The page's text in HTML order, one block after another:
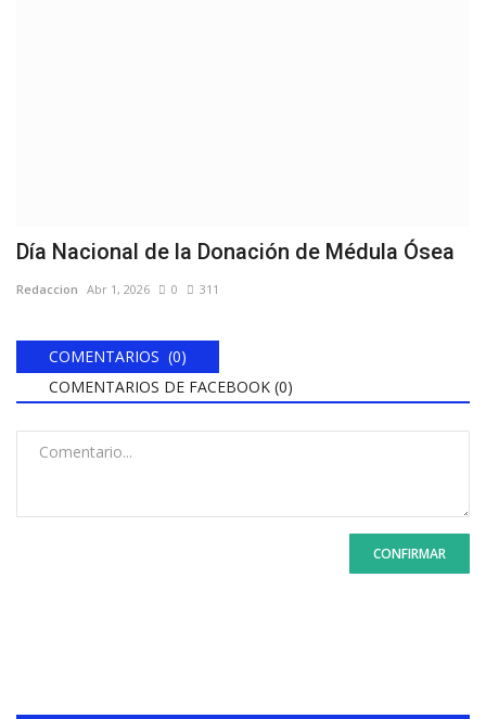
Día Nacional de la Donación de Médula Ósea
Redaccion Abr 1, 2026 0 311
COMENTARIOS (0)
COMENTARIOS DE FACEBOOK (0)
CONFIRMAR